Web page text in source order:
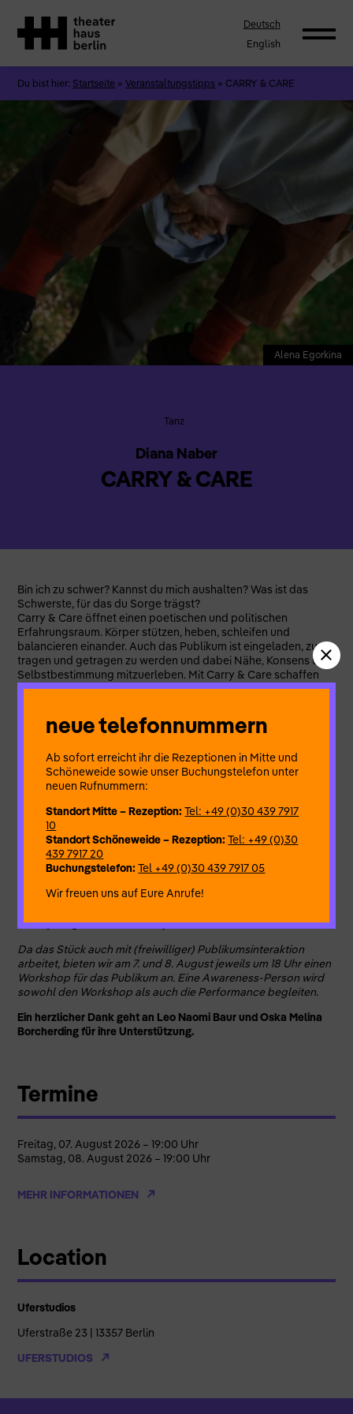
Deutsch
English
Du bist hier: Startseite »Veranstaltungstipps » CARRY & CARE
Alena Egorkina
Tanz
Diana Naber
CARRY & CARE
Bin ich zu schwer? Kannst du mich aushalten? Was ist das
Schwerste, für das du Sorge trägst?
Carry & Care öffnet einen poetischen und politischen
Erfahrungsraum. Körper stützen, heben, schleifen und
balancieren einander. Auch das Publikum ist eingeladen, zu
tragen und getragen zu werden und dabei Nähe, Konsens und
Selbstbestimmung mitzuerleben. Mit Carry & Care schaffen
wir eine liebevolle und zarte Begegnung, in der körperliche
Tanz:Birte Opitz, Chelsea Reichert
Musik:Mariana Carvalho
Dramaturgie:Maya Weinberg
Beratung Access Dramaturgy:Leo Naomi Baur
Beratung zu Kostüm- und Bühnenbildgestaltung:
Xuetong Feng
Lichtdesign:Robert Prideaux
Produktionsleitung:Lola Wittstamm
Es wird eine familienfreundliche Generalprobe am 6. August
unter [info@diananaber.com]
Da das Stück auch mit (freiwilliger) Publikumsinteraktion
arbeitet, bieten wir am 7. und 8. August jeweils um 18 Uhr einen
Workshop für das Publikum an. Eine Awareness-Person wird
sowohl den Workshop als auch die Performance begleiten.
Ein herzlicher Dank geht an Leo Naomi Baur und Oska Melina
Borcherding für ihre Unterstützung.
Termine
Freitag, 07. August 2026 – 19:00 Uhr
Samstag, 08. August 2026 – 19:00 Uhr
MEHR INFORMATIONEN
Location
Uferstudios
Uferstraße 23 | 13357 Berlin
UFERSTUDIOS
neue telefonnummern
Ab sofort erreicht ihr die Rezeptionen in Mitte und
Schöneweide sowie unser Buchungstelefon unter
neuen Rufnummern:
Standort Mitte – Rezeption:Tel: +49 (0)30 439 7917
10
Standort Schöneweide – Rezeption:Tel: +49 (0)30
439 7917 20
Buchungstelefon:Tel +49 (0)30 439 7917 05
Wir freuen uns auf Eure Anrufe!